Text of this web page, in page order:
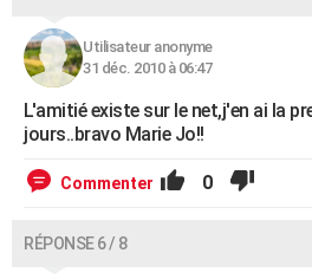
Utilisateur anonyme
31 déc. 2010 à 06:47
L'amitié existe sur le net,j'en ai la
jours..bravo Marie Jo!!
Commenter 0
RÉPONSE 6 / 8